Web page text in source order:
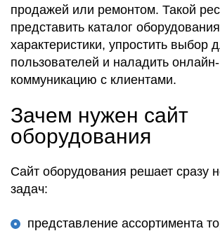
продажей или ремонтом. Такой
представить каталог
характеристики, упростить выбор
пользователей и наладить онлайн-
коммуникацию с клиентами.
Зачем нужен сайт
оборудования
Сайт оборудования решает сразу
задач:
представление ассортимента